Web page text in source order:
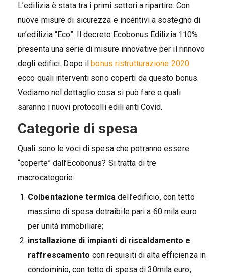
L’edilizia è stata tra i primi settori a ripartire. Con
nuove misure di sicurezza e incentivi a sostegno di
un’edilizia “Eco”. Il decreto Ecobonus Edilizia 110%
presenta una serie di misure innovative per il rinnovo
degli edifici. Dopo il bonus ristrutturazione 2020
ecco quali interventi sono coperti da questo bonus.
Vediamo nel dettaglio cosa si può fare e quali
saranno i nuovi protocolli edili anti Covid.
Categorie di spesa
Quali sono le voci di spesa che potranno essere
“coperte” dall’Ecobonus? Si tratta di tre
macrocategorie:
Coibentazione termica dell’edificio, con tetto
massimo di spesa detraibile pari a 60 mila euro
per unità immobiliare;
installazione di impianti di riscaldamento e
raffrescamento con requisiti di alta efficienza in
condominio, con tetto di spesa di 30mila euro;